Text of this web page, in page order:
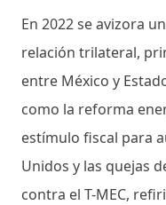
En 2022 se avizora
relación trilateral,
entre México y
como la reforma
estímulo fiscal para
Unidos y las quejas
contra el T-MEC,